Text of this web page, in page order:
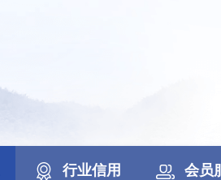
行业信用 会员